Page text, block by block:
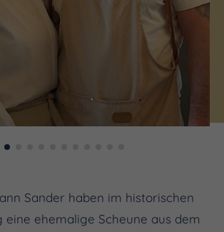
Sander haben im historischen
eine ehemalige Scheune aus dem